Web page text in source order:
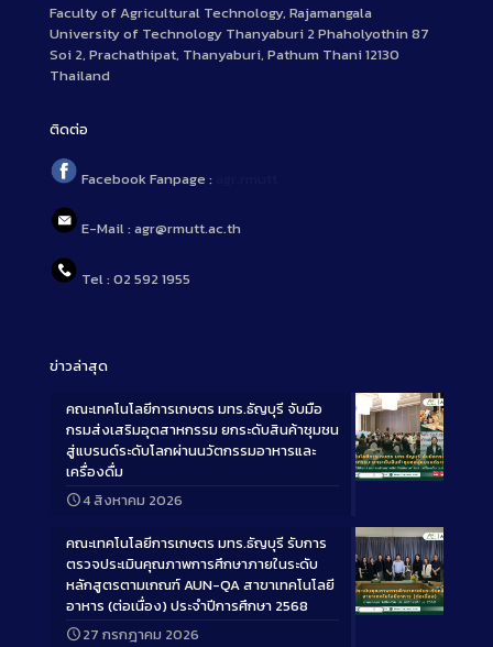
Faculty of Agricultural Technology, Rajamangala
University of Technology Thanyaburi 2 Phaholyothin 87
Soi 2, Prachathipat, Thanyaburi, Pathum Thani 12130
Thailand
ติดต่อ
Facebook Fanpage :
E-Mail : agr@rmutt.ac.th
Tel : 02 592 1955
ข่าวล่าสุด
Long
คณะเทคโนโลยีการเกษตร มทร.ธัญบุรี จับมือ
กรมส่งเสริมอุตสาหกรรม ยกระดับสินค้าชุมชน
สู่แบรนด์ระดับโลกผ่านนวัตกรรมอาหารและ
เครื่องดื่ม
4 สิงหาคม 2026
Long
คณะเทคโนโลยีการเกษตร มทร.ธัญบุรี รับการ
ตรวจประเมินคุณภาพการศึกษาภายในระดับ
หลักสูตรตามเกณฑ์ AUN-QA สาขาเทคโนโลยี
อาหาร (ต่อเนื่อง) ประจำปีการศึกษา 2568
27 กรกฎาคม 2026